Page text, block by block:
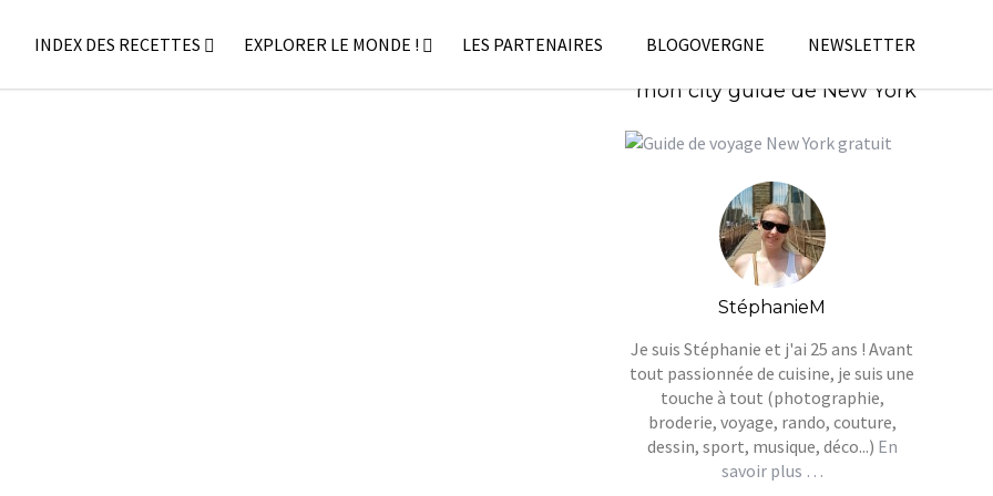
INDEX DES RECETTES EXPLORER LE MONDE ! LES PARTENAIRES BLOGOVERGNE NEWSLETTER
mon city guide de New York
StéphanieM
Je suis Stéphanie et j'ai 25 ans ! Avant
tout passionnée de cuisine, je suis une
touche à tout (photographie,
broderie, voyage, rando, couture,
dessin, sport, musique, déco...) En
savoir plus …